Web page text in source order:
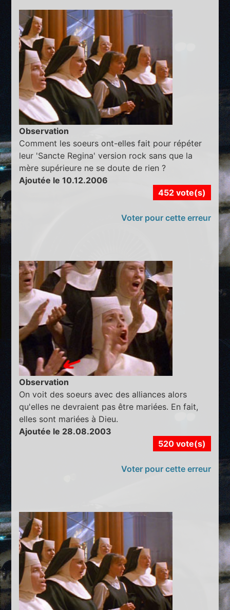
Observation
Comment les soeurs ont-elles fait pour répéter
leur 'Sancte Regina' version rock sans que la
mère supérieure ne se doute de rien ?
Ajoutée le 10.12.2006
452 vote(s)
Voter pour cette erreur
Observation
On voit des soeurs avec des alliances alors
qu'elles ne devraient pas être mariées. En fait,
elles sont mariées à Dieu.
Ajoutée le 28.08.2003
520 vote(s)
Voter pour cette erreur